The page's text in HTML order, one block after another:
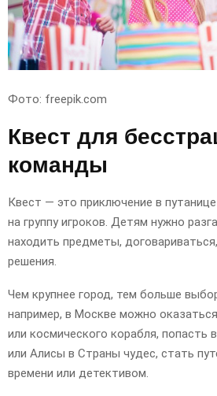
Фото: freepik.com
Квест для
команды
Квест — это приключение в
на группу игроков. Детям нужно
находить предметы,
решения.
Чем крупнее город, тем больше
например, в Москве можно
или космического корабля, попасть
или Алисы в Страны чудес, стать
времени или детективом.